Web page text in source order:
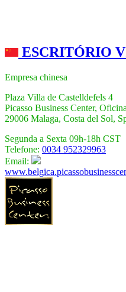
ESCRITÓRIO
Empresa chinesa
Plaza Villa de Castelldefels 4
Picasso Business Center,
29006 Malaga, Costa del Sol,
Segunda a Sexta 09h-18h CST
Telefone: 0034 952329963
Email: